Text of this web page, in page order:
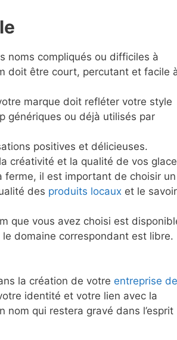
noms compliqués ou difficiles à
doit être court, percutant et facile
marque doit refléter votre style
génériques ou déjà utilisés par
positives et délicieuses.
créativité et la qualité de vos
ferme, il est important de choisir un
des produits locaux et le
que vous avez choisi est
domaine correspondant est libre.
la création de votre entreprise de
identité et votre lien avec la
nom qui restera gravé dans l’esprit